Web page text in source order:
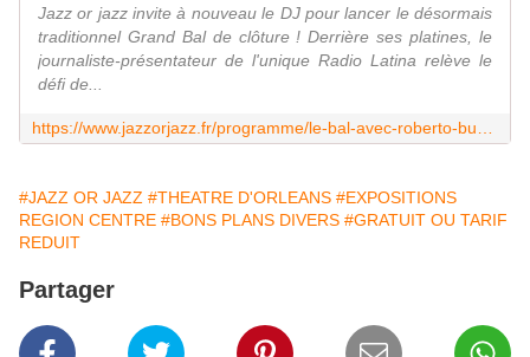
Jazz or jazz invite à nouveau le DJ pour lancer le désormais
traditionnel Grand Bal de clôture ! Derrière ses platines, le
journaliste-présentateur de l'unique Radio Latina relève le
défi de...
#JAZZ OR JAZZ #THEATRE D'ORLEANS #EXPOSITIONS
REGION CENTRE #BONS PLANS DIVERS #GRATUIT OU TARIF
REDUIT
Partager